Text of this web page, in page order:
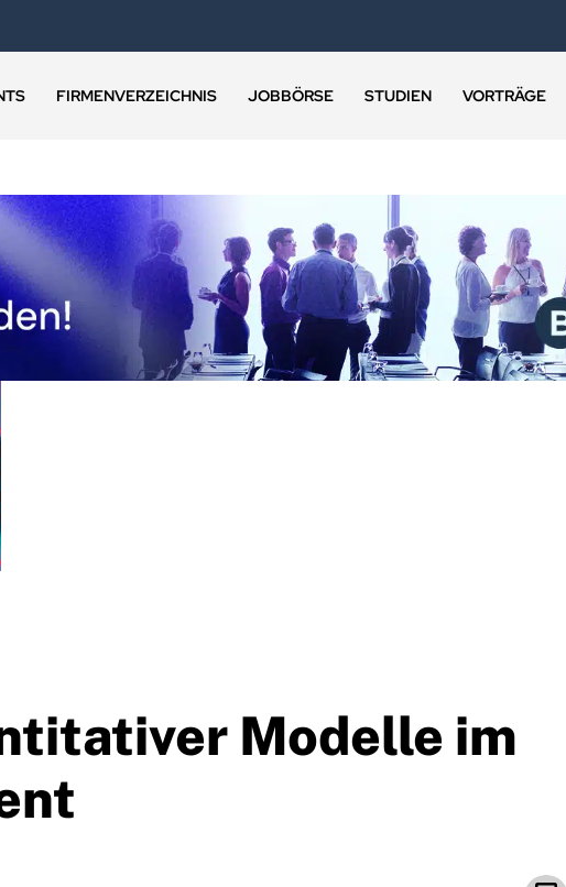
FIRMENVERZEICHNIS JOBBÖRSE STUDIEN VORTRÄGE
Modelle im